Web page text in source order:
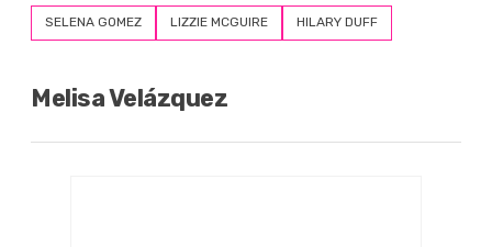
SELENA GOMEZ LIZZIE MCGUIRE HILARY DUFF
Melisa Velázquez